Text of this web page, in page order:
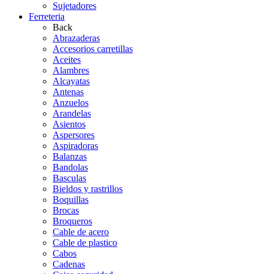
Sujetadores
Ferreteria
Back
Abrazaderas
Accesorios carretillas
Aceites
Alambres
Alcayatas
Antenas
Anzuelos
Arandelas
Asientos
Aspersores
Aspiradoras
Balanzas
Bandolas
Basculas
Bieldos y rastrillos
Boquillas
Brocas
Broqueros
Cable de acero
Cable de plastico
Cabos
Cadenas